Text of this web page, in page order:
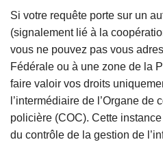
Si votre requête porte sur un
(signalement lié à la
vous ne pouvez pas vous
Fédérale ou à une zone de la
faire valoir vos droits
l’intermédiaire de l’Organe de
policière (COC). Cette
du contrôle de la gestion de